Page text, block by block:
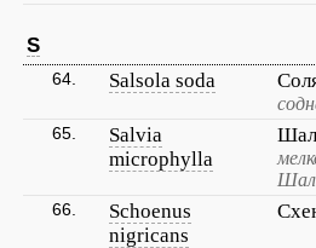
S
64. Salsola soda
65.
Salvia
microphylla
66.
Schoenus
nigricans